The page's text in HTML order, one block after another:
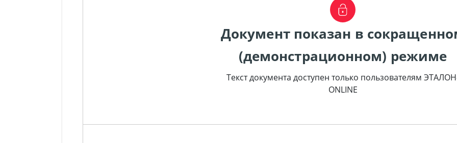
Документ показан в
(демонстрационном) режиме
Текст документа доступен только пользователям
ONLINE